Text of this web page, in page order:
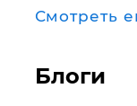
Смотреть
Блоги